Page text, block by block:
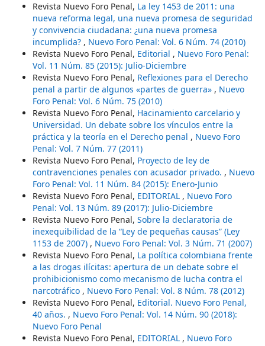
Revista Nuevo Foro Penal, La ley 1453 de 2011: una
nueva reforma legal, una nueva promesa de seguridad
y convivencia ciudadana: ¿una nueva promesa
incumplida? , Nuevo Foro Penal: Vol. 6 Núm. 74 (2010)
Revista Nuevo Foro Penal, Editorial , Nuevo Foro Penal:
Vol. 11 Núm. 85 (2015): Julio-Diciembre
Revista Nuevo Foro Penal, Reflexiones para el Derecho
penal a partir de algunos «partes de guerra» , Nuevo
Foro Penal: Vol. 6 Núm. 75 (2010)
Revista Nuevo Foro Penal, Hacinamiento carcelario y
Universidad. Un debate sobre los vínculos entre la
práctica y la teoría en el Derecho penal , Nuevo Foro
Penal: Vol. 7 Núm. 77 (2011)
Revista Nuevo Foro Penal, Proyecto de ley de
contravenciones penales con acusador privado. , Nuevo
Foro Penal: Vol. 11 Núm. 84 (2015): Enero-Junio
Revista Nuevo Foro Penal, EDITORIAL , Nuevo Foro
Penal: Vol. 13 Núm. 89 (2017): Julio-Diciembre
Revista Nuevo Foro Penal, Sobre la declaratoria de
inexequibilidad de la “Ley de pequeñas causas” (Ley
1153 de 2007) , Nuevo Foro Penal: Vol. 3 Núm. 71 (2007)
Revista Nuevo Foro Penal, La política colombiana frente
a las drogas ilícitas: apertura de un debate sobre el
prohibicionismo como mecanismo de lucha contra el
narcotráfico , Nuevo Foro Penal: Vol. 8 Núm. 78 (2012)
Revista Nuevo Foro Penal, Editorial. Nuevo Foro Penal,
40 años. , Nuevo Foro Penal: Vol. 14 Núm. 90 (2018):
Nuevo Foro Penal
Revista Nuevo Foro Penal, EDITORIAL , Nuevo Foro